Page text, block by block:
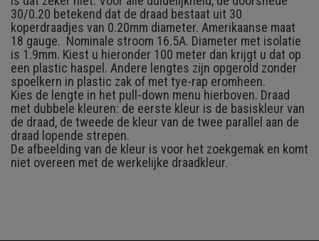
30/0.20 betekend dat de draad bestaat uit 30
koperdraadjes van 0.20mm diameter. Amerikaanse maat
18 gauge. Nominale stroom 16.5A. Diameter met isolatie
is 1.9mm. Kiest u hieronder 100 meter dan krijgt u dat op
een plastic haspel. Andere lengtes zijn opgerold zonder
spoelkern in plastic zak of met tye-rap eromheen.
Kies de lengte in het pull-down menu hierboven. Draad
met dubbele kleuren: de eerste kleur is de basiskleur van
de draad, de tweede de kleur van de twee parallel aan de
draad lopende strepen.
De afbeelding van de kleur is voor het zoekgemak en komt
niet overeen met de werkelijke draadkleur.